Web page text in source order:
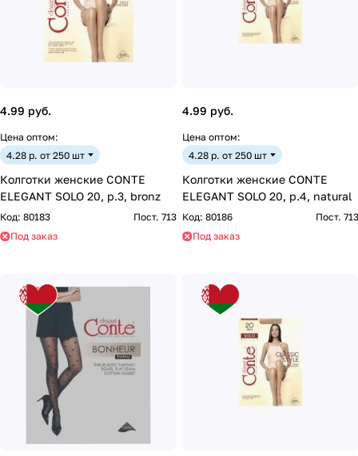
4.99 руб.
Цена оптом:
4.28 р. от 250 шт
Колготки женские CONTE
ELEGANT SOLO 20, р.3, bronz
Код: 80183
Пост. 713
Под заказ
4.99 руб.
Цена оптом:
4.28 р. от 250 шт
Колготки женские CONTE
ELEGANT SOLO 20, р.4, natural
Код: 80186
Пост. 713
Под заказ